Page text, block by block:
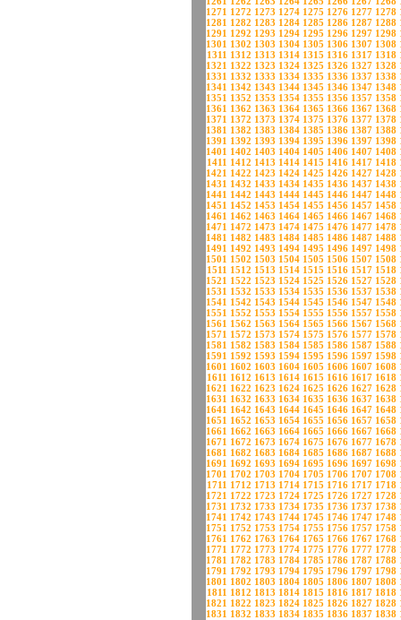
1271 1272 1273 1274 1275 1276 1277 1278
1281 1282 1283 1284 1285 1286 1287 1288
1291 1292 1293 1294 1295 1296 1297 1298
1301 1302 1303 1304 1305 1306 1307 1308
1311 1312 1313 1314 1315 1316 1317 1318
1321 1322 1323 1324 1325 1326 1327 1328
1331 1332 1333 1334 1335 1336 1337 1338
1341 1342 1343 1344 1345 1346 1347 1348
1351 1352 1353 1354 1355 1356 1357 1358
1361 1362 1363 1364 1365 1366 1367 1368
1371 1372 1373 1374 1375 1376 1377 1378
1381 1382 1383 1384 1385 1386 1387 1388
1391 1392 1393 1394 1395 1396 1397 1398
1401 1402 1403 1404 1405 1406 1407 1408
1411 1412 1413 1414 1415 1416 1417 1418
1421 1422 1423 1424 1425 1426 1427 1428
1431 1432 1433 1434 1435 1436 1437 1438
1441 1442 1443 1444 1445 1446 1447 1448
1451 1452 1453 1454 1455 1456 1457 1458
1461 1462 1463 1464 1465 1466 1467 1468
1471 1472 1473 1474 1475 1476 1477 1478
1481 1482 1483 1484 1485 1486 1487 1488
1491 1492 1493 1494 1495 1496 1497 1498
1501 1502 1503 1504 1505 1506 1507 1508
1511 1512 1513 1514 1515 1516 1517 1518
1521 1522 1523 1524 1525 1526 1527 1528
1531 1532 1533 1534 1535 1536 1537 1538
1541 1542 1543 1544 1545 1546 1547 1548
1551 1552 1553 1554 1555 1556 1557 1558
1561 1562 1563 1564 1565 1566 1567 1568
1571 1572 1573 1574 1575 1576 1577 1578
1581 1582 1583 1584 1585 1586 1587 1588
1591 1592 1593 1594 1595 1596 1597 1598
1601 1602 1603 1604 1605 1606 1607 1608
1611 1612 1613 1614 1615 1616 1617 1618
1621 1622 1623 1624 1625 1626 1627 1628
1631 1632 1633 1634 1635 1636 1637 1638
1641 1642 1643 1644 1645 1646 1647 1648
1651 1652 1653 1654 1655 1656 1657 1658
1661 1662 1663 1664 1665 1666 1667 1668
1671 1672 1673 1674 1675 1676 1677 1678
1681 1682 1683 1684 1685 1686 1687 1688
1691 1692 1693 1694 1695 1696 1697 1698
1701 1702 1703 1704 1705 1706 1707 1708
1711 1712 1713 1714 1715 1716 1717 1718
1721 1722 1723 1724 1725 1726 1727 1728
1731 1732 1733 1734 1735 1736 1737 1738
1741 1742 1743 1744 1745 1746 1747 1748
1751 1752 1753 1754 1755 1756 1757 1758
1761 1762 1763 1764 1765 1766 1767 1768
1771 1772 1773 1774 1775 1776 1777 1778
1781 1782 1783 1784 1785 1786 1787 1788
1791 1792 1793 1794 1795 1796 1797 1798
1801 1802 1803 1804 1805 1806 1807 1808
1811 1812 1813 1814 1815 1816 1817 1818
1821 1822 1823 1824 1825 1826 1827 1828
1831 1832 1833 1834 1835 1836 1837 1838